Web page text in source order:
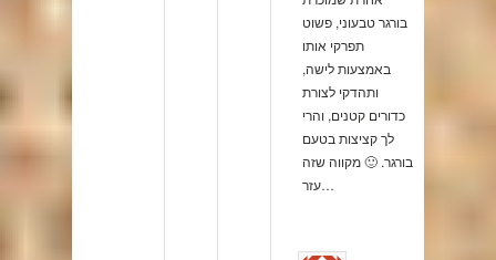
בורגר טבעוני, פשוט
תפרקי אותו
באמצעות לישה,
ותהדקי לצורת
כדורים קטנים, והרי
לך קציצות בטעם
בורגר. 🙂 מקווה שזה
עזר…